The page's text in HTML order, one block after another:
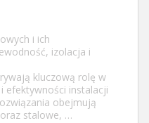
i ich
izolacja i
kluczową rolę w
efektywności instalacji
obejmują
stalowe, …